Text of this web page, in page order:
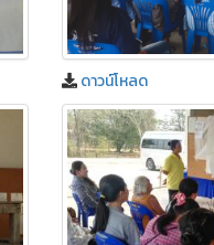
ดาวน์โหลด